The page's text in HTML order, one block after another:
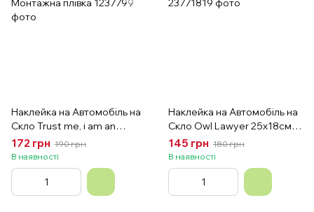
Наклейка на Автомобіль на
Скло Trust me, i am an
engineer 24х30 см +
Монтажна плівка
172 грн 190 грн
В наявності
Наклейка на Автомобіль на
Скло Owl Lawyer 25х18см +
Монтажна плівка
145 грн 180 грн
В наявності